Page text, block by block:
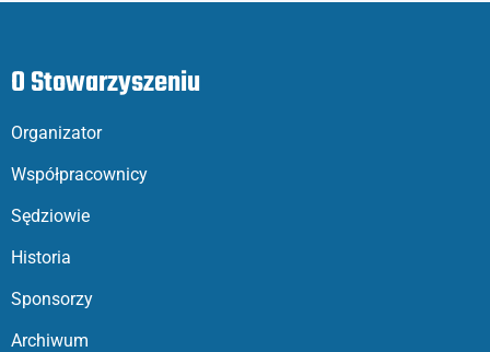
O Stowarzyszeniu
Organizator
Współpracownicy
Sędziowie
Historia
Sponsorzy
Archiwum